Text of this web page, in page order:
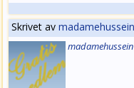
Skrivet avmadamehussein
madamehussein